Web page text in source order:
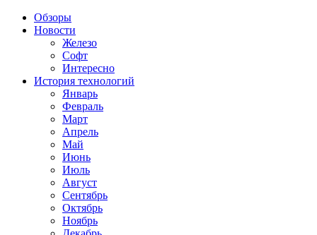
Обзоры
Новости
Железо
Софт
Интересно
История технологий
Январь
Февраль
Март
Апрель
Май
Июнь
Июль
Август
Сентябрь
Октябрь
Ноябрь